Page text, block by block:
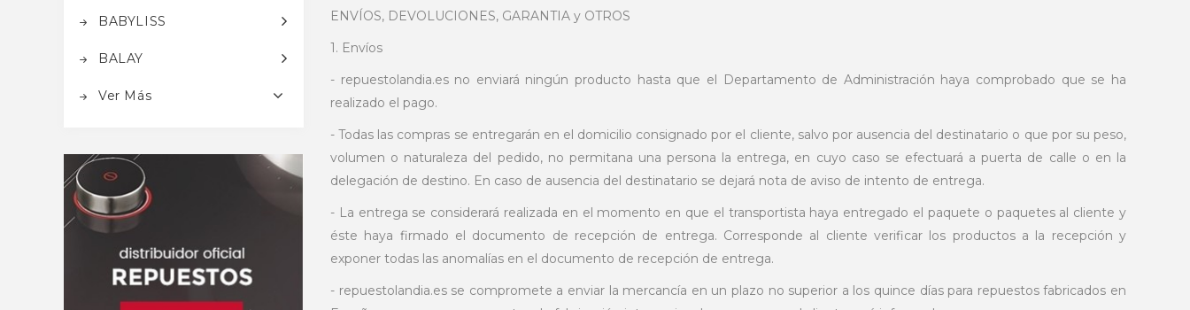
BABYLISS
BALAY
Ver Más
ENVÍOS, DEVOLUCIONES, GARANTIA y OTROS
1. Envíos
- repuestolandia.es no enviará ningún producto hasta que el Departamento de Administración haya comprobado que se ha
realizado el pago.
- Todas las compras se entregarán en el domicilio consignado por el cliente, salvo por ausencia del destinatario o que por su peso,
volumen o naturaleza del pedido, no permitana una persona la entrega, en cuyo caso se efectuará a puerta de calle o en la
delegación de destino. En caso de ausencia del destinatario se dejará nota de aviso de intento de entrega.
- La entrega se considerará realizada en el momento en que el transportista haya entregado el paquete o paquetes al cliente y
éste haya firmado el documento de recepción de entrega. Corresponde al cliente verificar los productos a la recepción y
exponer todas las anomalías en el documento de recepción de entrega.
- repuestolandia.es se compromete a enviar la mercancía en un plazo no superior a los quince días para repuestos fabricados en